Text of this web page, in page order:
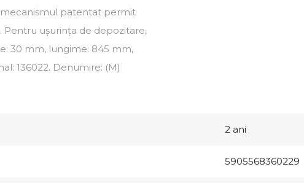
patentat permit
ușurința de depozitare,
30 mm, lungime: 845 mm,
136022. Denumire: (M)
2 ani
5905568360229